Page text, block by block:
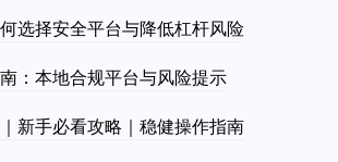
选择安全平台与降低杠杆风险
：本地合规平台与风险提示
新手必看攻略｜稳健操作指南